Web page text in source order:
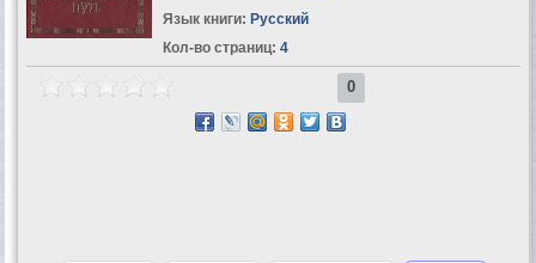
Язык книги: Русский
Кол-во страниц: 4
0